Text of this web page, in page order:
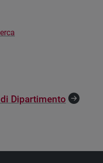
Dipartimento